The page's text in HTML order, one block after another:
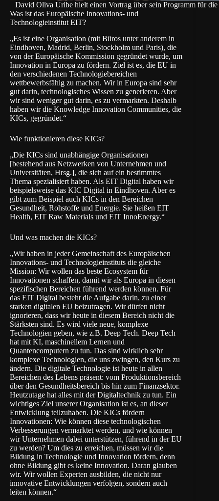
David Oliva Uribe hielt einen Vortrag über sein Programm für
Was ist das Europäische Innovations- und
Technologieinstitut EIT?
„Es ist eine Organisation (mit Büros unter anderem in
Eindhoven, Madrid, Berlin, Stockholm und Paris), die
von der Europäische Kommission gegründet wurde, um
Innovation in Europa zu fördern. Ziel ist es, die EU in
den verschiedenen Technologiebereichen
wettbewerbsfähig zu machen. Wir in Europa sind sehr
gut darin, technologisches Wissen zu generieren. Aber
wir sind weniger gut darin, es zu vermarkten. Deshalb
haben wir die Knowledge Innovation Communities, die
KICs, gegründet.“
Wie funktionieren diese KICs?
„Die KICs sind unabhängige Organisationen
[bestehend aus Netzwerken von Unternehmen und
Universitäten, Hrsg.], die sich auf ein bestimmtes
Thema spezialisiert haben. Als EIT Digital haben wir
beispielsweise das KIC Digital in Eindhoven. Aber es
gibt zum Beispiel auch KICs in den Bereichen
Gesundheit, Rohstoffe und Energie. Sie heißen EIT
Health, EIT Raw Materials und EIT InnoEnergy.“
Und was machen die KICs?
„Wir haben in jeder Gemeinschaft des Europäischen
Innovations- und Technologieinstituts die gleiche
Mission: Wir wollen das beste Ecosystem für
Innovationen schaffen, damit wir als Europa in diesen
spezifischen Bereichen führend werden können. Für
das EIT Digital besteht die Aufgabe darin, zu einer
starken digitalen EU beizutragen. Wir dürfen nicht
ignorieren, dass wir heute in diesem Bereich nicht die
Stärksten sind. Es wird viele neue, komplexe
Technologien geben, wie z.B. Deep Tech. Deep Tech
hat mit KI, maschinellem Lernen und
Quantencomputern zu tun. Das sind wirklich sehr
komplexe Technologien, die uns zwingen, den Kurs zu
ändern. Die digitale Technologie ist heute in allen
Bereichen des Lebens präsent: vom Produktionsbereich
über den Gesundheitsbereich bis hin zum Finanzsektor.
Heutzutage hat alles mit der Digitaltechnik zu tun. Ein
wichtiges Ziel unserer Organisation ist es, an dieser
Entwicklung teilzuhaben. Die KICs fördern
Innovationen: Wie können diese technologischen
Verbesserungen vermarktet werden, und wie können
wir Unternehmen dabei unterstützen, führend in der EU
zu werden? Um dies zu erreichen, müssen wir die
Bildung in Technologie und Innovation fördern, denn
ohne Bildung gibt es keine Innovation. Daran glauben
wir. Wir wollen Experten ausbilden, die nicht nur
innovative Entwicklungen verfolgen, sondern auch
leiten können.“